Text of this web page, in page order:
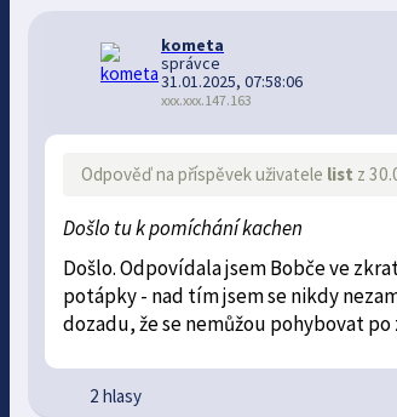
kometa
správce
31.01.2025, 07:58:06
xxx.xxx.147.163
Odpověď na příspěvek uživatele list z
Došlo tu k pomíchání kachen
Došlo. Odpovídala jsem Bobče ve
potápky - nad tím jsem se nikdy
dozadu, že se nemůžou pohybovat
2 hlasy